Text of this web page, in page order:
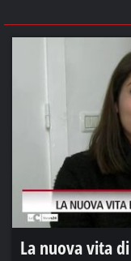
La nuova vita